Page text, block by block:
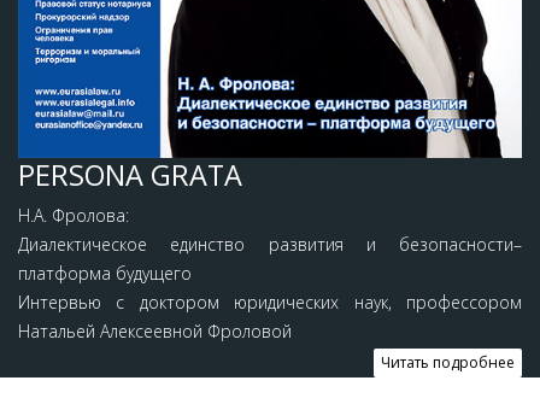
PERSONA GRATA
Н.А. Фролова:
Диалектическое единство развития и безопасности–
платформа будущего
Интервью с доктором юридических наук, профессором
Натальей Алексеевной Фроловой
Читать подробнее